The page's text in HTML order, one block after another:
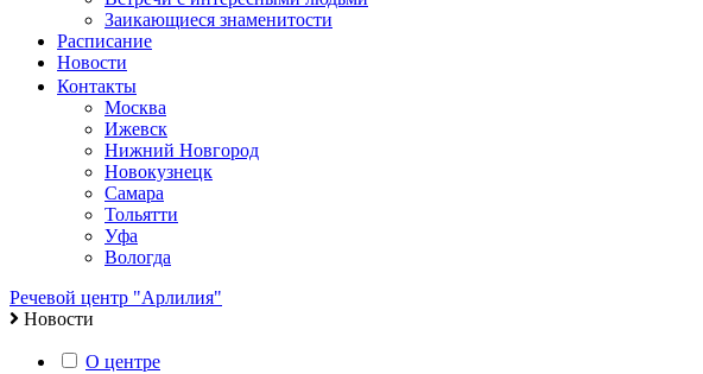
Заикающиеся знаменитости
Расписание
Новости
Контакты
Москва
Ижевск
Нижний Новгород
Новокузнецк
Самара
Тольятти
Уфа
Вологда
Речевой центр "Арлилия"
Новости
О центре